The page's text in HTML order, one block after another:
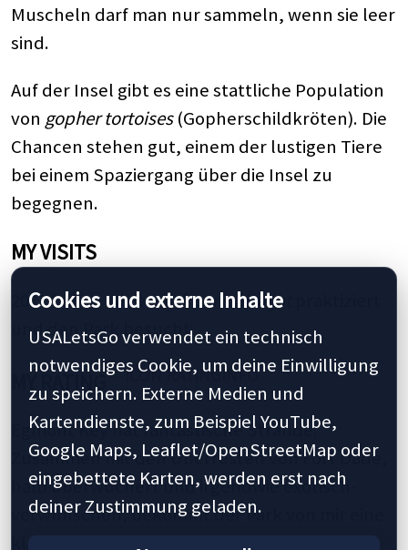
Muscheln darf man nur sammeln, wenn sie leer
sind.
Auf der Insel gibt es eine stattliche Population
von gopher tortoises(Gopherschildkröten). Die
Chancen stehen gut, einem der lustigen Tiere
bei einem Spaziergang über die Insel zu
begegnen.
MY VISITS
2017 haben wiraway from it all light
und den Park besucht.
MY RATING
Egmont Key hat fantastische Strände.
Zusammen mit den Überresten von Fort Dade,
halb überwuchert und irgendwie exotisch-
verwunschen, bekommt der Park von mir eine
Cookies und externe Inhalte
USALetsGo verwendet ein technisch
notwendiges Cookie, um deine Einwilligung
zu speichern. Externe Medien und
Kartendienste, zum Beispiel YouTube,
Google Maps, Leaflet/OpenStreetMap oder
eingebettete Karten, werden erst nach
deiner Zustimmung geladen.